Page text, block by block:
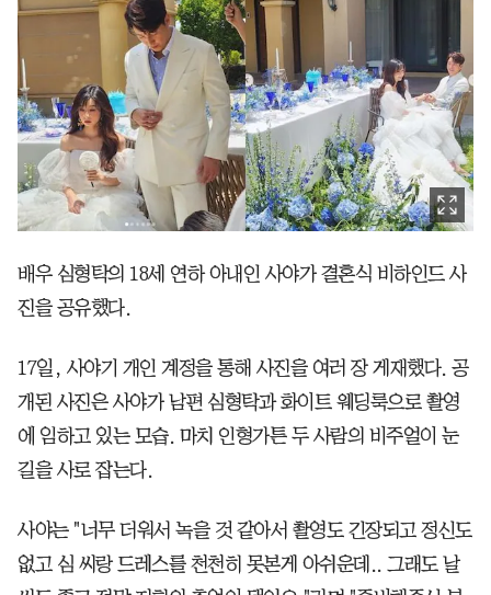
배우 심형탁의 18세 연하 아내인 사야가 결혼식 비하인드 사
진을 공유했다.
17일, 사야기 개인 계정을 통해 사진을 여러 장 게재했다. 공
개된 사진은 사야가 남편 심형탁과 화이트 웨딩룩으로 촬영
에 임하고 있는 모습. 마치 인형가튼 두 사람의 비주얼이 눈
길을 사로 잡는다.
사야는 "너무 더워서 녹을 것 같아서 촬영도 긴장되고 정신도
없고 심 씨랑 드레스를 천천히 못본게 아쉬운데.. 그래도 날